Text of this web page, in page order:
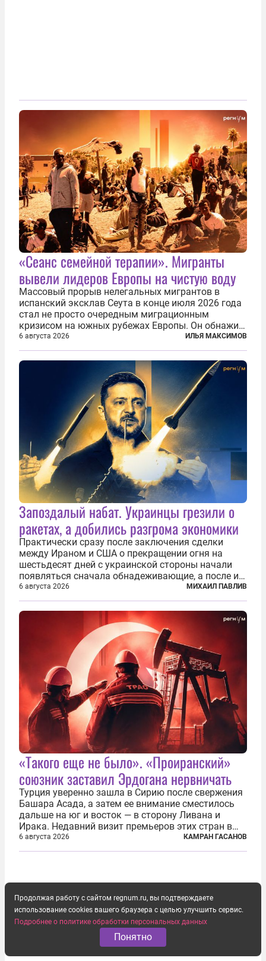
«Сеанс семейной терапии». Мигранты
вывели лидеров Европы на чистую воду
Массовый прорыв нелегальных мигрантов в
испанский эксклав Сеута в конце июля 2026 года
стал не просто очередным миграционным
кризисом на южных рубежах Европы. Он обнажил
фундаментальный раскол внутри Евросоюза,
продемонстрировав, что десятилетиями
выстраивавшаяся миграционная политика ЕС
6 августа 2026 ИЛЬЯ МАКСИМОВ
Запоздалый набат. Украинцы грезили о
ракетах, а добились разгрома экономики
Практически сразу после заключения сделки
между Ираном и США о прекращении огня на
шестьдесят дней с украинской стороны начали
появляться сначала обнадеживающие, а после и
вовсе бравурные заявления про некий «перелом»
в войне. Вероятно, в сознании первых лиц
киевского режима и стоящих за ними...
6 августа 2026 МИХАИЛ ПАВЛИВ
«Такого еще не было». «Проиранский»
союзник заставил Эрдогана нервничать
Турция уверенно зашла в Сирию после свержения
Башара Асада, а затем ее внимание сместилось
дальше на юг и восток — в сторону Ливана и
Ирака. Недавний визит премьеров этих стран в
Анкару, договоры об участии турецкой компании
TPAO в разработке нефти иракского Киркука и
6 августа 2026 КАМРАН ГАСАНОВ
Продолжая работу с сайтом regnum.ru, вы подтверждаете
использование cookies вашего браузера с целью улучшить сервис.
Подробнее о политике обработки персональных данных
Понятно